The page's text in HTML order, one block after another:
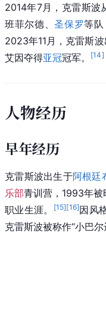
2014年7月，克雷斯波
班菲尔德、圣保罗等
2023年11月，克雷斯
艾因夺得亚冠冠军。 [14]
人物经历
早年经历
克雷斯波出生于阿根廷
乐部青训营，1993年
职业生涯。
[15][16]因风
克雷斯波被称作“小巴尔